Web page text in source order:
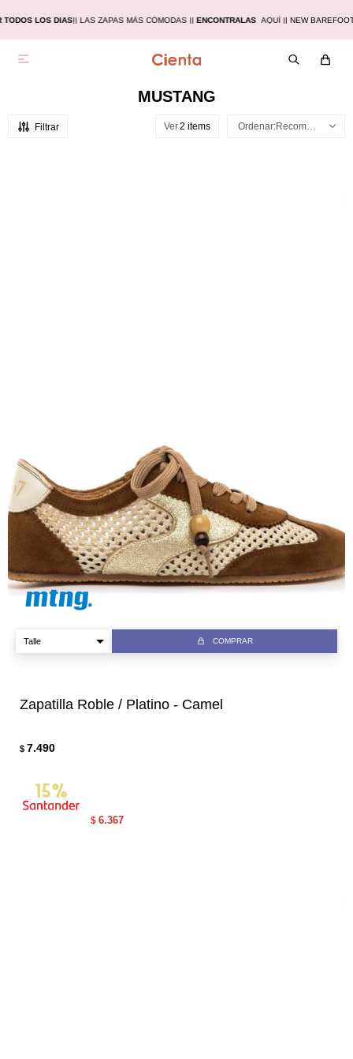
LOS DIAS|| LAS ZAPAS MÁS CÓMODAS || ENCONTRALASAQUÍ || NEW BAREFOOT

MUSTANG
Ver Recomendados
COMPRAR
Zapatilla Roble / Platino - Camel
$ 7.490
$ 6.367